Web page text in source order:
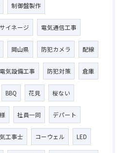
制御盤製作
イネージ 電気通信工事
岡山県 防犯カメラ 配線
電気設備工事 防犯対策 倉庫
BBQ 花見 桜ない
社員一同 デパート
工事士 コーウェル LED
わせはこちら